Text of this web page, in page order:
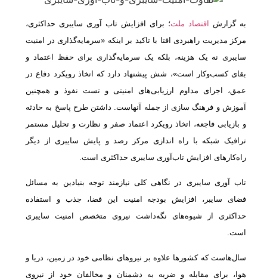
به گزارش اقتصاد ملت؛ برای افزایش تاب آوری سایبری حداکثری،
مرکز مدیریت راهبردی افتا با تاکید بر اینکه «سرمایه‌گذاری در امنیت
سایبری نه یک هزینه، بلکه یک سرمایه‌گذاری برای حفظ اعتماد و
بقای کسب‌وکار است»، شش پیشنهاد دارد که اتخاذ رویکرد دفاع در
عمق، اجرای مداوم ارزیابی‌های امنیتی و تست نفوذ و همچنین
آموزش و فرهنگ سازی از جمله آنهاست. داشتن طرح پاسخ به حادثه
و بازیابی فاجعه، اتخاذ رویکرد اعتماد صفر و نظارت و تحلیل مستمر
ترافیک شبکه با راه اندازی مرکز رصد و پایش سایبری از دیگر
راه‌کارهای افزایش تاب‌آوری سایبری حداکثری است.
تاب آوری سایبری در نگاهی کلی نیازمند توجه بنیادین به مسائل
فضای سایبر، افزایش بودجه امنیت این فضا، جذب و استفاده‌
حداکثری از شیوه‌های نگه‌داشت نیروی متخصص امنیت سایبری
است.
سال‌هاست که کشورها علاوه بر نیروهای نظامی خود در زمین، دریا و
هوا، برای مقابله و ضربه به دشمنان و مخالفان خود از نیروی